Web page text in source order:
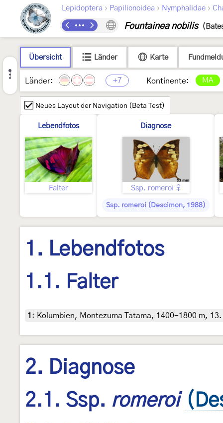
Lepidoptera › Papilionoidea › Nymphalidae ›
Fountainea nobilis
Übersicht Länder Karte
Länder: +7 Kontinente: MA
Neues Layout der Navigation (Beta Test)
Lebendfotos
Falter
Diagnose
Ssp. romeroi ♀
Ssp. romeroi (Descimon, 1988)
1. Lebendfotos
1.1. Falter
1 : Kolumbien, Montezuma Tatama, 1400-1800 m,
2. Diagnose
2.1. Ssp. romeroi